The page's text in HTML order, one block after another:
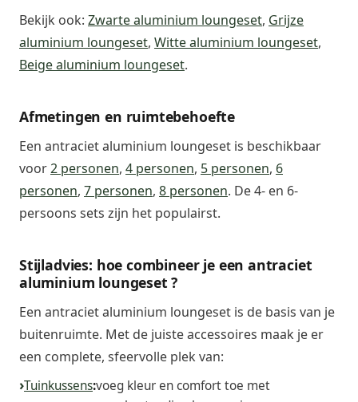
Bekijk ook: Zwarte aluminium loungeset, Grijze
aluminium loungeset, Witte aluminium loungeset,
Beige aluminium loungeset.
Afmetingen en ruimtebehoefte
Een antraciet aluminium loungeset is beschikbaar
voor2 personen, 4 personen, 5 personen, 6
personen, 7 personen, 8 personen. De 4- en 6-
persoons sets zijn het populairst.
Stijladvies: hoe combineer je een antraciet
aluminium loungeset ?
Een antraciet aluminium loungeset is de basis van je
buitenruimte. Met de juiste accessoires maak je er
een complete, sfeervolle plek van:
Tuinkussens:voeg kleur en comfort toe met